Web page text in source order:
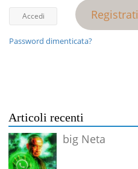
Registrati
Password dimenticata?
Articoli recenti
big Neta